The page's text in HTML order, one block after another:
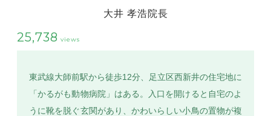
大井 孝浩院長
25,738 views
東武線大師前駅から徒歩12分、足立区西新井の住宅地に
「かるがも動物病院」はある。入口を開けると自宅のよ
うに靴を脱ぐ玄関があり、かわいらしい小鳥の置物が複